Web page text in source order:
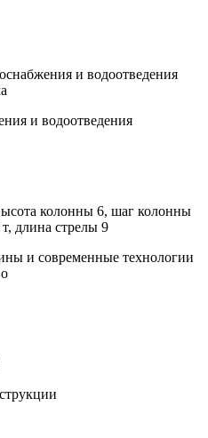
и водоотведения
и водоотведения
колонны 6, шаг колонны
длина стрелы 9
и современные технологии